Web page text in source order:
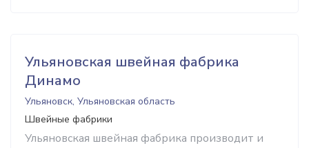
Ульяновская швейная фабрика
Динамо
Ульяновск, Ульяновская область
Швейные фабрики
Ульяновская швейная фабрика производит и